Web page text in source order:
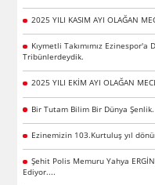
2025 YILI KASIM AYI OLAĞAN
Kıymetli Takımımız
Tribünlerdeydik.
2025 YILI EKİM AYI OLAĞAN
Bir Tutam Bilim Bir Dünya Şenlik.
Ezinemizin 103.Kurtuluş yıl
Şehit Polis Memuru Yahya
Ediyor....